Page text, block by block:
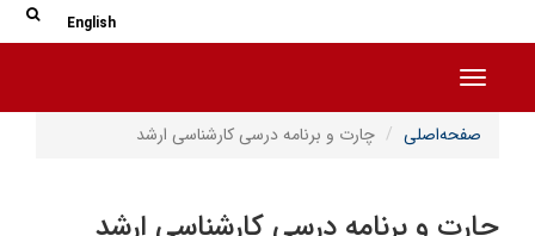
English
Toggle navigation
صفحه‌اصلی چارت و برنامه درسی کارشناسی ارشد